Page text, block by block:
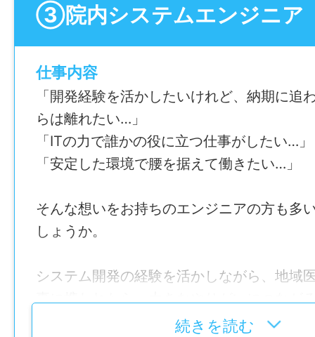
も豊富で、ライフステージが変わっても長
患者様やご家族が安心して治療や療養生活
入退院支援や各種相談対応を行う仕事です
退院後の生活や介護サービスの利用、医療
など、一人ひとりの状況に合わせて支援を
域の医療・介護機関との橋渡し役として活
【具体的には】
● ご家族からの各種相談対応
● 関係機関との連携・調整
● 患者様宅や事業所への訪問対応
────────────────
＼地域医療を支える心理職募集！／
公認心理師資格 必須
────────────────
【おすすめPOINT3選】
[1] 患者様・ご家族・職員まで幅広く支援で
ルス支援にも携わることができます。
医師や看護師など多職種と連携しながら、
はの経験を積むことができます。
③院内システムエンジニア
仕事内容
「開発経験を活かしたいけれど、納期に追
らは離れたい…」
「ITの力で誰かの役に立つ仕事がしたい…」
「安定した環境で腰を据えて働きたい…」
そんな想いをお持ちのエンジニアの方も多
しょうか。
システム開発の経験を活かしながら、地域
事に携われたら、大きなやりがいにつなが
続きを読む